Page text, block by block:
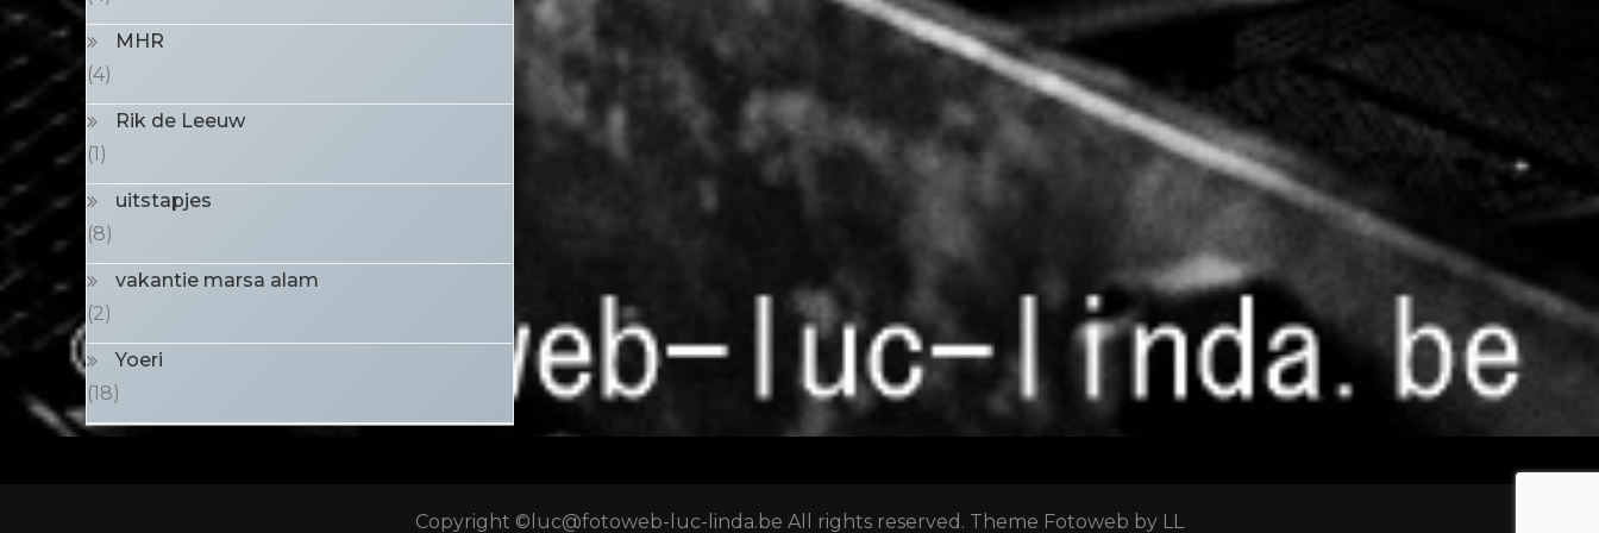
MHR
(4)
Rik de Leeuw
(1)
uitstapjes
(8)
vakantie marsa alam
(2)
Yoeri
(18)
Copyright ©luc@fotoweb-luc-linda.be All rights reserved. Theme Fotoweb by LL